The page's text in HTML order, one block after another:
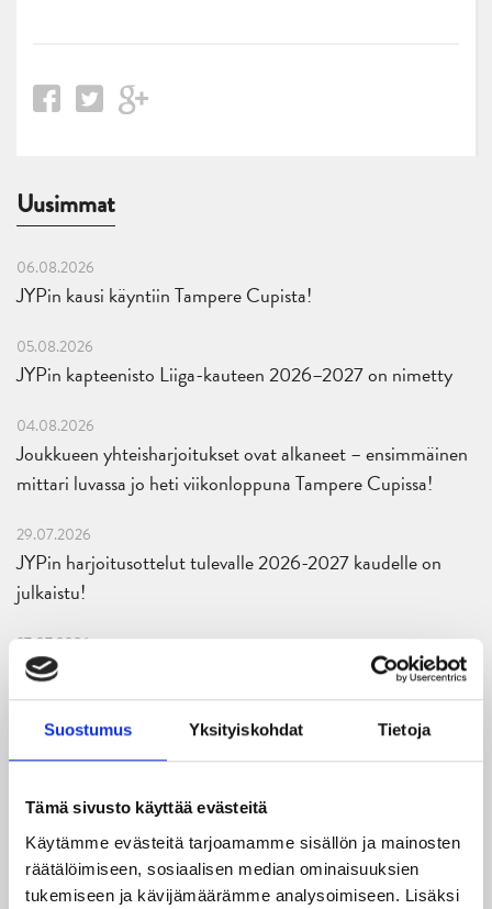
Suostumus Yksityiskohdat Tietoja
Tämä sivusto käyttää evästeitä
Käytämme evästeitä tarjoamamme sisällön ja mainosten
räätälöimiseen, sosiaalisen median ominaisuuksien
tukemiseen ja kävijämäärämme analysoimiseen. Lisäksi
Uusimmat
06.08.2026
JYPin kausi käyntiin Tampere Cupista!
05.08.2026
JYPin kapteenisto Liiga-kauteen 2026–2027 on nimetty
04.08.2026
Joukkueen yhteisharjoitukset ovat alkaneet – ensimmäinen
mittari luvassa jo heti viikonloppuna Tampere Cupissa!
29.07.2026
JYPin harjoitusottelut tulevalle 2026-2027 kaudelle on
julkaistu!
27.07.2026
Ruotsalaishyökkääjä Arvid Costmar JYPiin
25.06.2026
JYP ja Secto Rally Finland yhteistyöhön
02.06.2026
Liiga-kauden 2026-2027 otteluohjelma on julkaistu!
27.05.2026